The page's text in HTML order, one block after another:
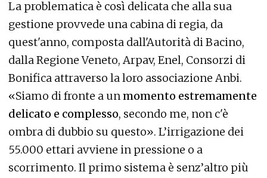
La problematica è così delicata che alla sua
gestione provvede una cabina di regia, da
quest'anno, composta dall'Autorità di Bacino,
dalla Regione Veneto, Arpav, Enel, Consorzi di
Bonifica attraverso la loro associazione Anbi.
«Siamo di fronte a unmomento estremamente
delicato e complesso, secondo me, non c'è
ombra di dubbio su questo». L’irrigazione dei
55.000 ettari avviene in pressione o a
scorrimento. Il primo sistema è senz’altro più